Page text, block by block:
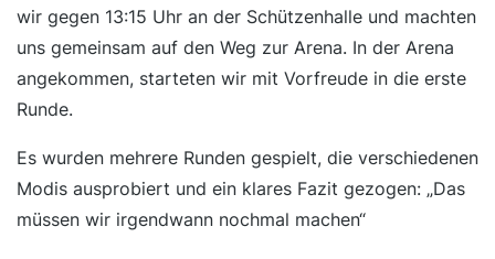
wir gegen 13:15 Uhr an der Schützenhalle und machten
uns gemeinsam auf den Weg zur Arena. In der Arena
angekommen, starteten wir mit Vorfreude in die erste
Runde.
Es wurden mehrere Runden gespielt, die verschiedenen
Modis ausprobiert und ein klares Fazit gezogen: „Das
müssen wir irgendwann nochmal machen“